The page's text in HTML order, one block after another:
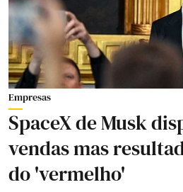
Empresas
SpaceX de Musk
vendas mas
do 'vermelho'